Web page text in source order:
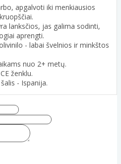
apgalvoti iki menkiausios
lanksčios, jas galima sodinti,
aprengti.
- labai švelnios ir minkštos
nuo 2+ metų.
ženklu.
- Ispanija.